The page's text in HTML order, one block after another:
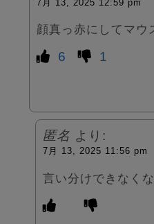
7月 13, 2025 12:59 pm
顔真っ赤にしてマウ
6 1
匿名 より:
7月 13, 2025 11:56 pm
言い分けできなく